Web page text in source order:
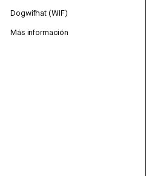
Dogwifhat (WIF)
Más información